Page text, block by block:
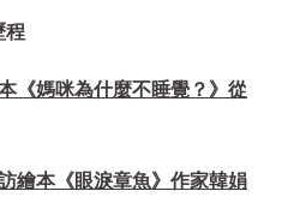
程
《媽咪為什麼不睡覺？》從
繪本《眼淚章魚》作家韓娟